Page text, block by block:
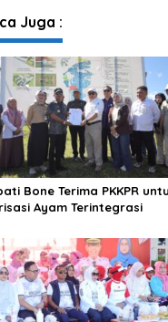
Juga :
Bone Terima PKKPR
Ayam Terintegrasi